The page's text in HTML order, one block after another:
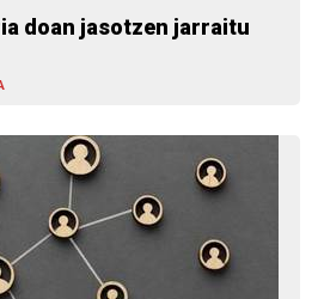
doan jasotzen jarraitu